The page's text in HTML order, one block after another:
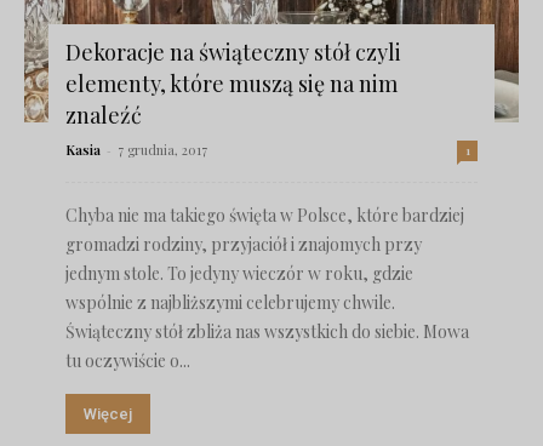
Dekoracje na świąteczny stół czyli
elementy, które muszą się na nim
znaleźć
Kasia - 7 grudnia, 2017 1
Chyba nie ma takiego święta w Polsce, które bardziej
gromadzi rodziny, przyjaciół i znajomych przy
jednym stole. To jedyny wieczór w roku, gdzie
wspólnie z najbliższymi celebrujemy chwile.
Świąteczny stół zbliża nas wszystkich do siebie. Mowa
tu oczywiście o...
Więcej